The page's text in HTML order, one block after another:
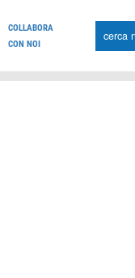
COLLABORA
CON NOI